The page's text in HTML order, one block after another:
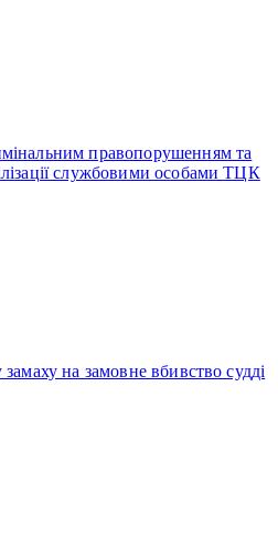
правопорушенням та
службовими особами ТЦК
на замовне вбивство судді